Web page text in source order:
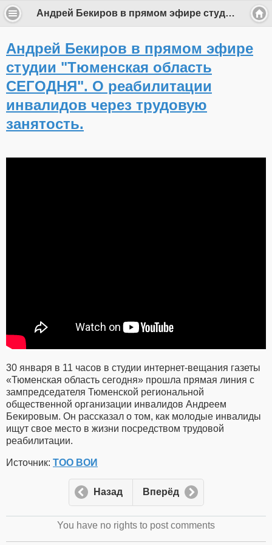
Андрей Бекиров в прямом эфире студии "Тюменская область СЕГОДНЯ". О реабилитации инвалидов через трудовую занятость.
Андрей Бекиров в прямом эфире
студии "Тюменская область
СЕГОДНЯ". О реабилитации
инвалидов через трудовую
занятость.
30 января в 11 часов в студии интернет-вещания газеты
«Тюменская область сегодня» прошла прямая линия с
зампредседателя Тюменской региональной
общественной организации инвалидов Андреем
Бекировым. Он рассказал о том, как молодые инвалиды
ищут свое место в жизни посредством трудовой
реабилитации.
Источник: ТОО ВОИ
Назад Вперёд
You have no rights to post comments